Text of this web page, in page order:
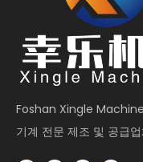
Foshan Xingle
기계 전문 제조 및 공급